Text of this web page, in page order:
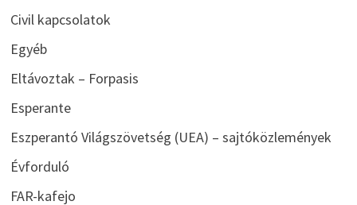
Civil kapcsolatok
Egyéb
Eltávoztak – Forpasis
Esperante
Eszperantó Világszövetség (UEA) – sajtóközlemények
Évforduló
FAR-kafejo